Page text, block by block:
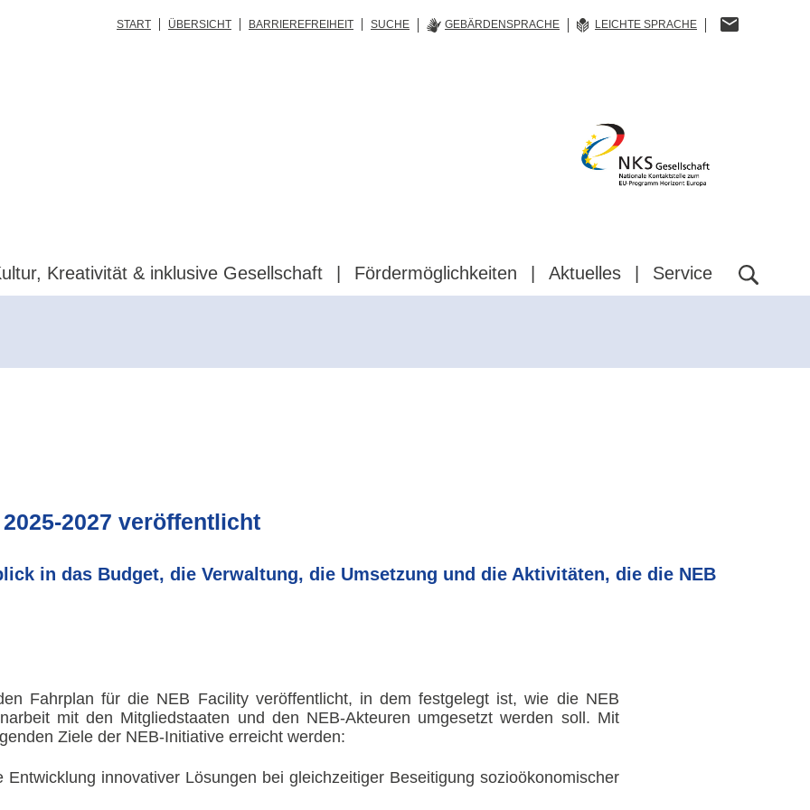
Gesellschaft
Kreativität & inklusive Gesellschaft Fördermöglichkeiten Aktuelles Service
START ÜBERSICHT BARRIEREFREIHEIT SUCHE GEBÄRDENSPRACHE LEICHTE SPRACHE
2027 veröffentlicht
in das Budget, die Verwaltung, die Umsetzung und die Aktivitäten, die die NEB
Fahrplan für die NEB Facilityveröffentlicht, in dem festgelegt ist, wie die NEB
mit den Mitgliedstaaten und den NEB-Akteuren umgesetzt werden soll. Mit
Ziele der NEB-Initiative erreicht werden:
innovativer Lösungen bei gleichzeitiger Beseitigung sozioökonomischer